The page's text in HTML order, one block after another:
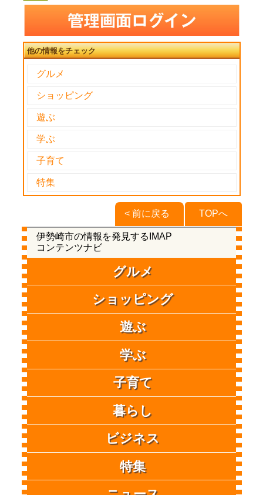
他の情報をチェック
グルメ
ショッピング
遊ぶ
学ぶ
子育て
特集
TOPへ
< 前に戻る
伊勢崎市の情報を発見するIMAP
コンテンツナビ
グルメ
ショッピング
遊ぶ
学ぶ
子育て
暮らし
ビジネス
特集